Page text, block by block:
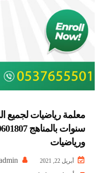
ورياضيات
أبريل 22, 2021